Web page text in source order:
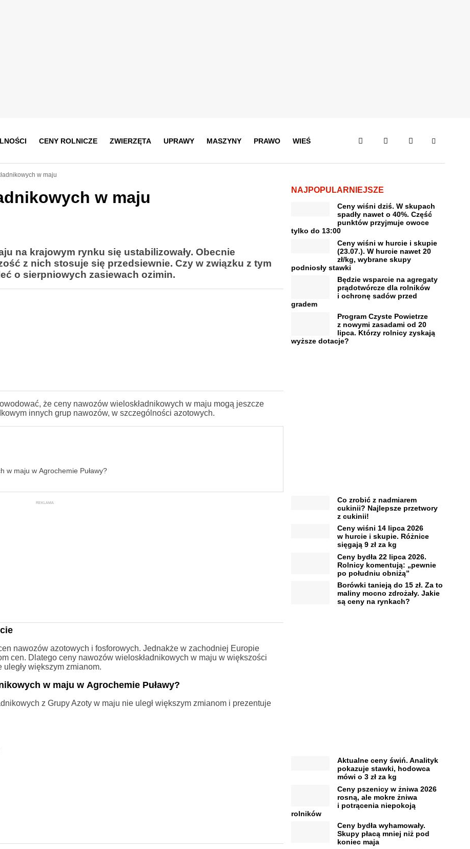
CENY ROLNICZE ZWIERZĘTA UPRAWY MASZYNY PRAWO WIEŚ
w maju
w maju
na krajowym rynku się ustabilizowały. Obecnie
z nich stosuje się przedsiewnie. Czy w związku z tym
o sierpniowych zasiewach ozimin.
że ceny nawozów wieloskładnikowych w maju mogą jeszcze
innych grup nawozów, w szczególności azotowych.
w maju w Agrochemie Puławy?
REKLAMA
nawozów azotowych i fosforowych. Jednakże w zachodniej Europie
cen. Dlatego ceny nawozów wieloskładnikowych w maju w większości
większym zmianom.
w maju w Agrochemie Puławy?
z Grupy Azoty w maju nie uległ większym zmianom i prezentuje
NAJPOPULARNIEJSZE
Ceny wiśni dziś. W skupach
spadły nawet o 40%. Część
punktów przyjmuje owoce
tylko do 13:00
Ceny wiśni w hurcie i skupie
(23.07.). W hurcie nawet 20
zł/kg, wybrane skupy
podniosły stawki
Będzie wsparcie na agregaty
prądotwórcze dla rolników
i ochronę sadów przed
gradem
Program Czyste Powietrze
z nowymi zasadami od 20
lipca. Którzy rolnicy zyskają
wyższe dotacje?
Co zrobić z nadmiarem
cukinii? Najlepsze przetwory
z cukinii!
Ceny wiśni 14 lipca 2026
w hurcie i skupie. Różnice
sięgają 9 zł za kg
Ceny bydła 22 lipca 2026.
Rolnicy komentują: „pewnie
po południu obniżą”
Borówki tanieją do 15 zł. Za to
maliny mocno zdrożały. Jakie
są ceny na rynkach?
Aktualne ceny świń. Analityk
pokazuje stawki, hodowca
mówi o 3 zł za kg
Ceny pszenicy w żniwa 2026
rosną, ale mokre żniwa
i potrącenia niepokoją
rolników
Ceny bydła wyhamowały.
Skupy płacą mniej niż pod
koniec maja